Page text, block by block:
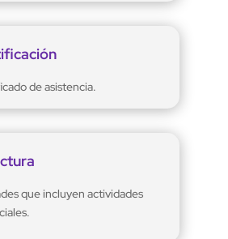
de asistencia.
que incluyen actividades